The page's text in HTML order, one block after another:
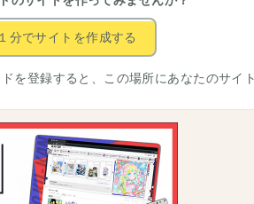
１分でサイトを作成する
を登録すると、この場所にあなたのサイ